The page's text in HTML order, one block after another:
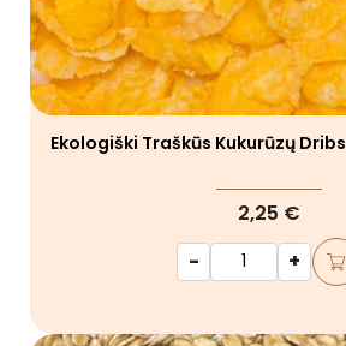
Ekologiški Traškūs Kukurūzų
2,25 €
-
+